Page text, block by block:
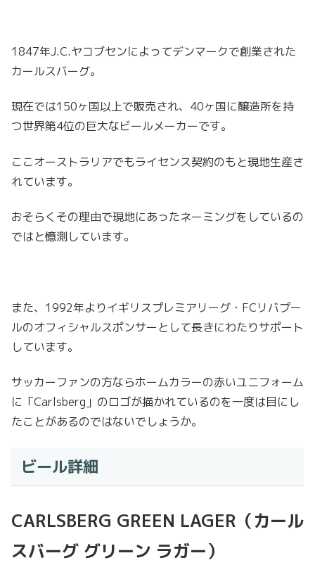
1847年J.C.ヤコブセンによってデンマークで創業された
カールスバーグ。
現在では150ヶ国以上で販売され、40ヶ国に醸造所を持
つ世界第4位の巨大なビールメーカーです。
ここオーストラリアでもライセンス契約のもと現地生産さ
れています。
おそらくその理由で現地にあったネーミングをしているの
ではと憶測しています。
また、1992年よりイギリスプレミアリーグ・FCリバプー
ルのオフィシャルスポンサーとして長きにわたりサポート
しています。
サッカーファンの方ならホームカラーの赤いユニフォーム
に「Carlsberg」のロゴが描かれているのを一度は目にし
たことがあるのではないでしょうか。
ビール詳細
CARLSBERG GREEN LAGER（カール
スバーグ グリーン ラガー）